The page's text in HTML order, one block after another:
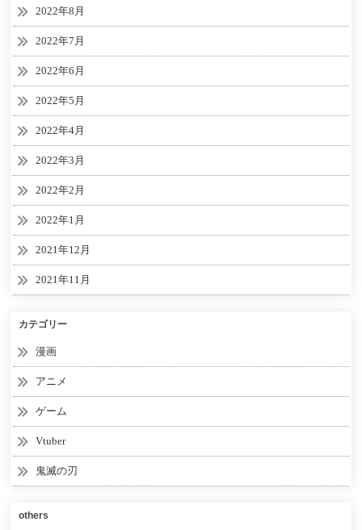
2022年8月
2022年7月
2022年6月
2022年5月
2022年4月
2022年3月
2022年2月
2022年1月
2021年12月
2021年11月
カテゴリー
漫画
アニメ
ゲーム
Vtuber
鬼滅の刃
others